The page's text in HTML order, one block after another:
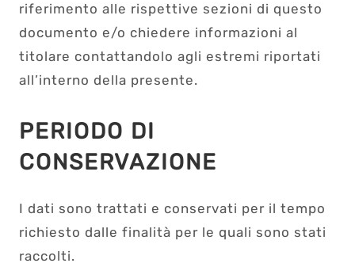
riferimento alle rispettive sezioni di questo
documento e/o chiedere informazioni al
titolare contattandolo agli estremi riportati
all’interno della presente.
PERIODO DI
CONSERVAZIONE
I dati sono trattati e conservati per il tempo
richiesto dalle finalità per le quali sono stati
raccolti.